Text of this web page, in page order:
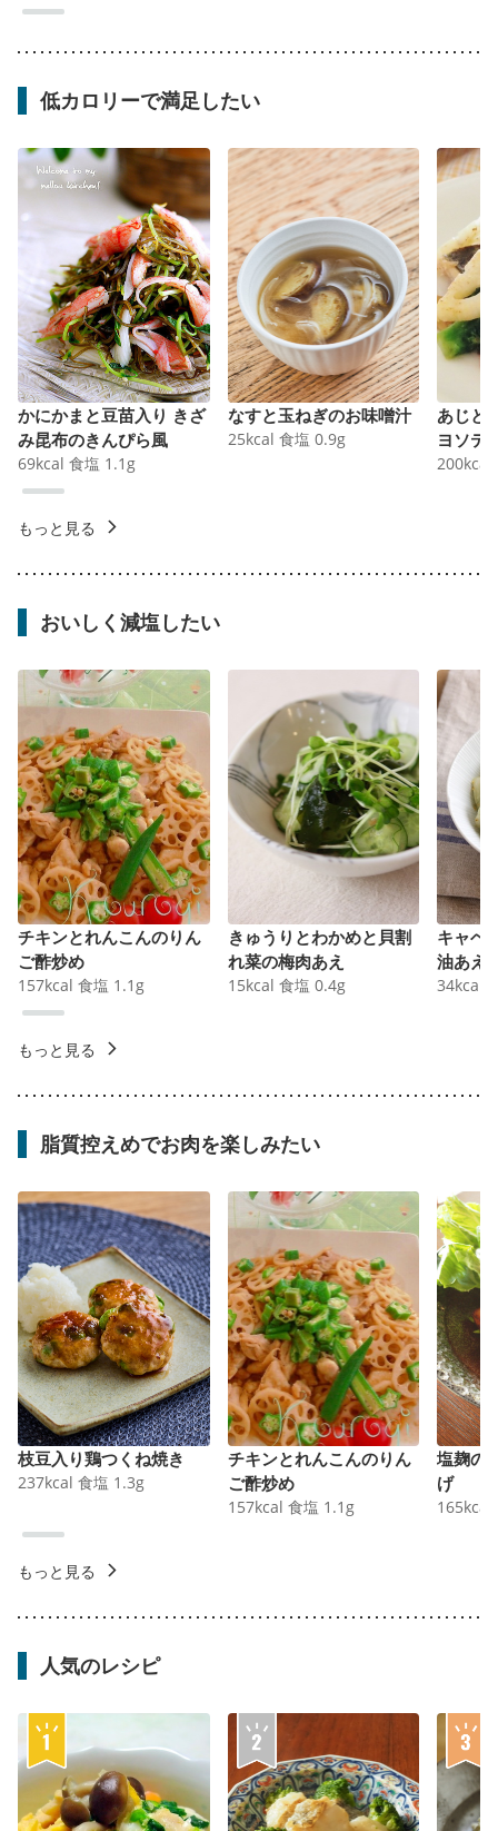
低カロリーで満足したい
かにかまと豆苗入り きざ
み昆布のきんぴら風
69kcal 食塩 1.1 g
なすと玉ねぎのお味噌汁
25kcal 食塩 0.9g
あじと
ヨソテ
200kcal
もっと見る
おいしく減塩したい
チキンとれんこんのりん
ご酢炒め
157kcal 食塩 1.1 g
きゅうりとわかめと貝割
れ菜の梅肉あえ
15kcal 食塩 0.4g
キャベ
油あえ
34kcal
もっと見る
脂質控えめでお肉を楽しみたい
枝豆入り鶏つくね焼き
237kcal 食塩 1.3g
チキンとれんこんのりん
ご酢炒め
157kcal 食塩 1.1 g
塩麹の
げ
165kcal
もっと見る
人気のレシピ